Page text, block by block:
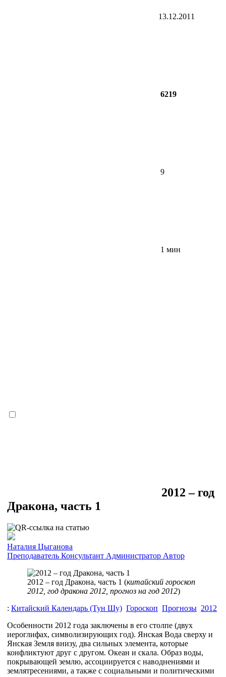
13.12.2011
6219
9
1 мин
2012 – год
Дракона, часть 1
Наталия Цыганова
Преподаватель Консультант Администратор Автор
2012 – год Дракона, часть 1 (китайский гороскоп
2012, год дракона 2012, прогноз на год 2012)
: Китайский Календарь (Тун Шу) Гороскоп Прогнозы 2012
Особенности 2012 года заключены в его столпе (двух
иероглифах, символизирующих год). Янская Вода сверху и
Янская Земля внизу, два сильных элемента, которые
конфликтуют друг с другом. Океан и скала. Образ воды,
покрывающей землю, ассоциируется с наводнениями и
землятресениями, а также с социальными и политическими